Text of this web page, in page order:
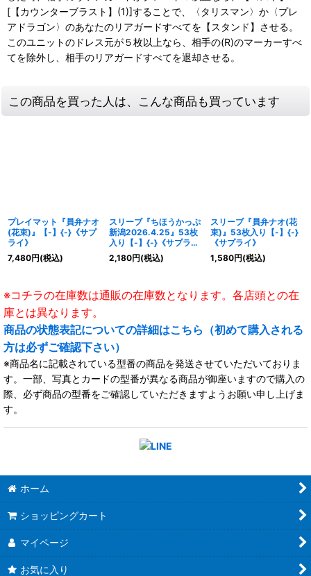
[【カウンターブラスト】(1)]することで、〈タリスマン〉か〈プレ
アドラゴン〉のあなたのリアガードすべてを【スタンド】させる。
このユニットのドレス元が５枚以上なら、相手の(R)のマーカーすべ
てを除外し、相手のリアガードすべてを退却させる。
この商品を買った人は、こんな商品も買っています
プレイマット『員弁ナオ
(花束)』【-】{-}《サプ
ライ》
7,480円(税込)
スリーブ『ちほうかっぷ
新潟2026.4.25』53枚
入り【-】{-}《サプラ
イ》
2,180円(税込)
スリーブ『員弁ナオ(花
束)』53枚入り【-】{-}
《サプライ》
1,580円(税込)
※コチラの在庫数は通販の在庫数となります。各店頭との在
庫とは異なります。
商品の状態表記についての詳細はこちら（初めて購入される
方は必ずご確認下さい）
※商品名に記載されている型番の商品を発送させていただいておりま
す。一部、写真とカードの型番が異なる商品が御座いますので購入の
際、必ず商品の型番をご確認していただきますようお願い申し上げま
す。
ホーム
ショッピングカート
マイページ
お気に入り